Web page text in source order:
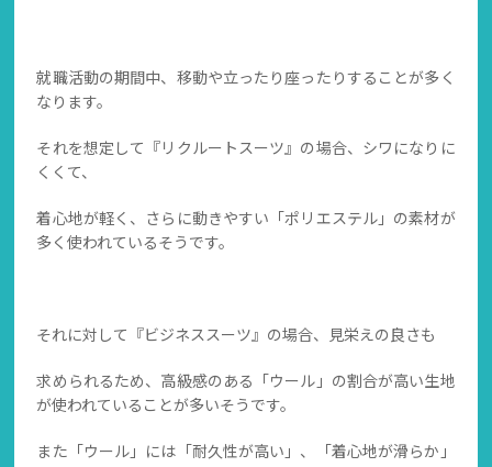
就職活動の期間中、移動や立ったり座ったりすることが多く
なります。
それを想定して『リクルートスーツ』の場合、シワになりに
くくて、
着心地が軽く、さらに動きやすい「ポリエステル」の素材が
多く使われているそうです。
それに対して『ビジネススーツ』の場合、見栄えの良さも
求められるため、高級感のある「ウール」の割合が高い生地
が使われていることが多いそうです。
また「ウール」には「耐久性が高い」、「着心地が滑らか」